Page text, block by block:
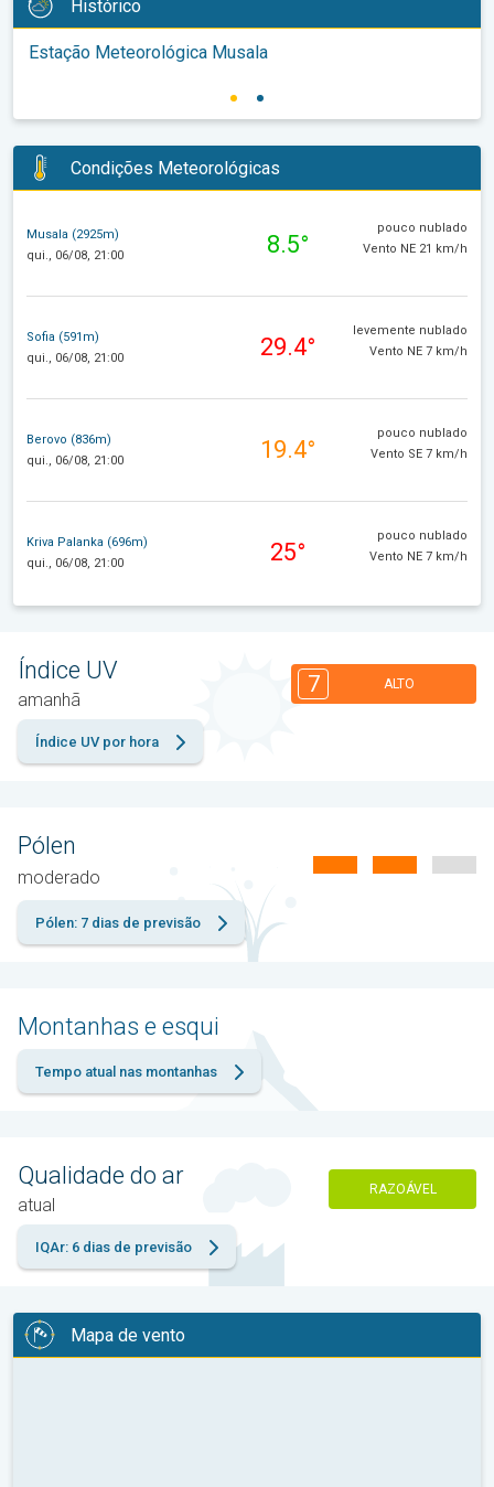
Histórico
Estação Meteorológica Musala
Condições Meteorológicas
Musala (2925m)
qui., 06/08, 21:00
8.5°
pouco nublado
Vento NE 21 km/h
Sofia (591m)
qui., 06/08, 21:00
29.4°
levemente nublado
Vento NE 7 km/h
Berovo (836m)
qui., 06/08, 21:00
19.4°
pouco nublado
Vento SE 7 km/h
Kriva Palanka (696m)
qui., 06/08, 21:00
25°
pouco nublado
Vento NE 7 km/h
Índice UV
amanhã
7 ALTO
Índice UV por hora
Pólen
moderado
Pólen: 7 dias de previsão
Montanhas e esqui
Tempo atual nas montanhas
Qualidade do ar
atual
RAZOÁVEL
IQAr: 6 dias de previsão
Mapa de vento